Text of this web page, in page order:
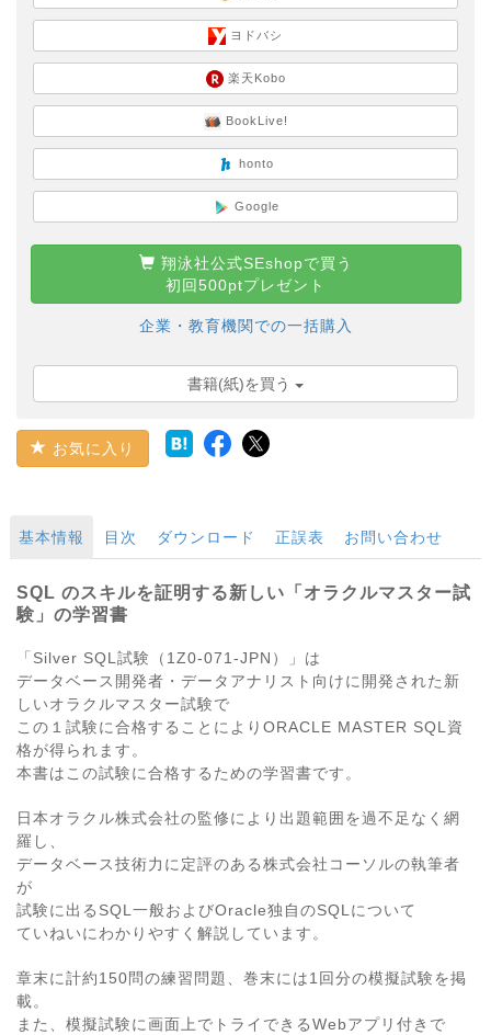
ヨドバシ
楽天Kobo
BookLive!
honto
Google
翔泳社公式SEshopで買う
初回500ptプレゼント
企業・教育機関での一括購入
書籍(紙)を買う
お気に入り
基本情報 目次 ダウンロード 正誤表 お問い合わせ
SQL のスキルを証明する新しい「オラクルマスター試
験」の学習書
「Silver SQL試験（1Z0-071-JPN）」は
データベース開発者・データアナリスト向けに開発された新
しいオラクルマスター試験で
この１試験に合格することによりORACLE MASTER SQL資
格が得られます。
本書はこの試験に合格するための学習書です。
日本オラクル株式会社の監修により出題範囲を過不足なく網
羅し、
データベース技術力に定評のある株式会社コーソルの執筆者
が
試験に出るSQL一般およびOracle独自のSQLについて
ていねいにわかりやすく解説しています。
章末に計約150問の練習問題、巻末には1回分の模擬試験を掲
載。
また、模擬試験に画面上でトライできるWebアプリ付きで